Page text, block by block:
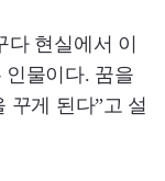
현실에서 이
물이다. 꿈을
꾸게 된다”고 설